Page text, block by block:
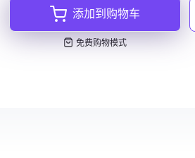
添加到购物车
免费购物模式